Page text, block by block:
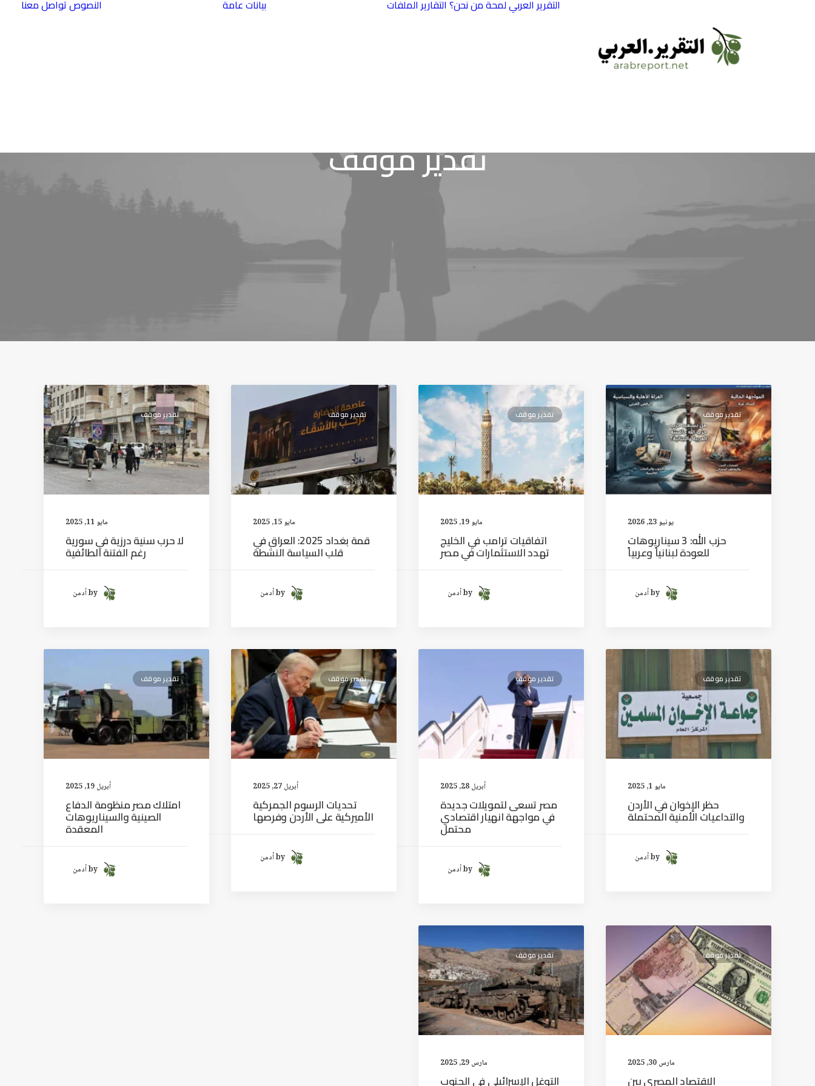
التقرير العربيلمحةمن نحن؟ التقارير الملفات
بيانات عامة
النصوصتواصل معنا
تقدير موقف
تقدير موقف
يونيو 23, 2026
حزب الله: 3 سيناريوهات
للعودة لبنانياً وعربياً
by أدمن
تقدير موقف
مايو 19, 2025
اتفاقيات ترامب في الخليج
تهدد الاستثمارات في مصر
by أدمن
تقدير موقف
مايو 15, 2025
قمة بغداد 2025: العراق في
قلب السياسة النشطة
by أدمن
تقدير موقف
مايو 11, 2025
لا حرب سنية درزية في سورية
رغم الفتنة الطائفية
by أدمن
تقدير موقف
مايو 1, 2025
حظر الإخوان في الأردن
والتداعيات الأمنية المحتملة
by أدمن
تقدير موقف
أبريل 28, 2025
مصر تسعى لتمويلات جديدة
في مواجهة انهيار اقتصادي
محتمل
by أدمن
تقدير موقف
أبريل 27, 2025
تحديات الرسوم الجمركية
الأميركية على الأردن وفرصها
by أدمن
تقدير موقف
أبريل 19, 2025
امتلاك مصر منظومة الدفاع
الصينية والسيناريوهات
المعقدة
by أدمن
تقدير موقف
مارس 30, 2025
الاقتصاد المصري بين
تقدير موقف
مارس 29, 2025
التوغل الإسرائيلي في الجنوب